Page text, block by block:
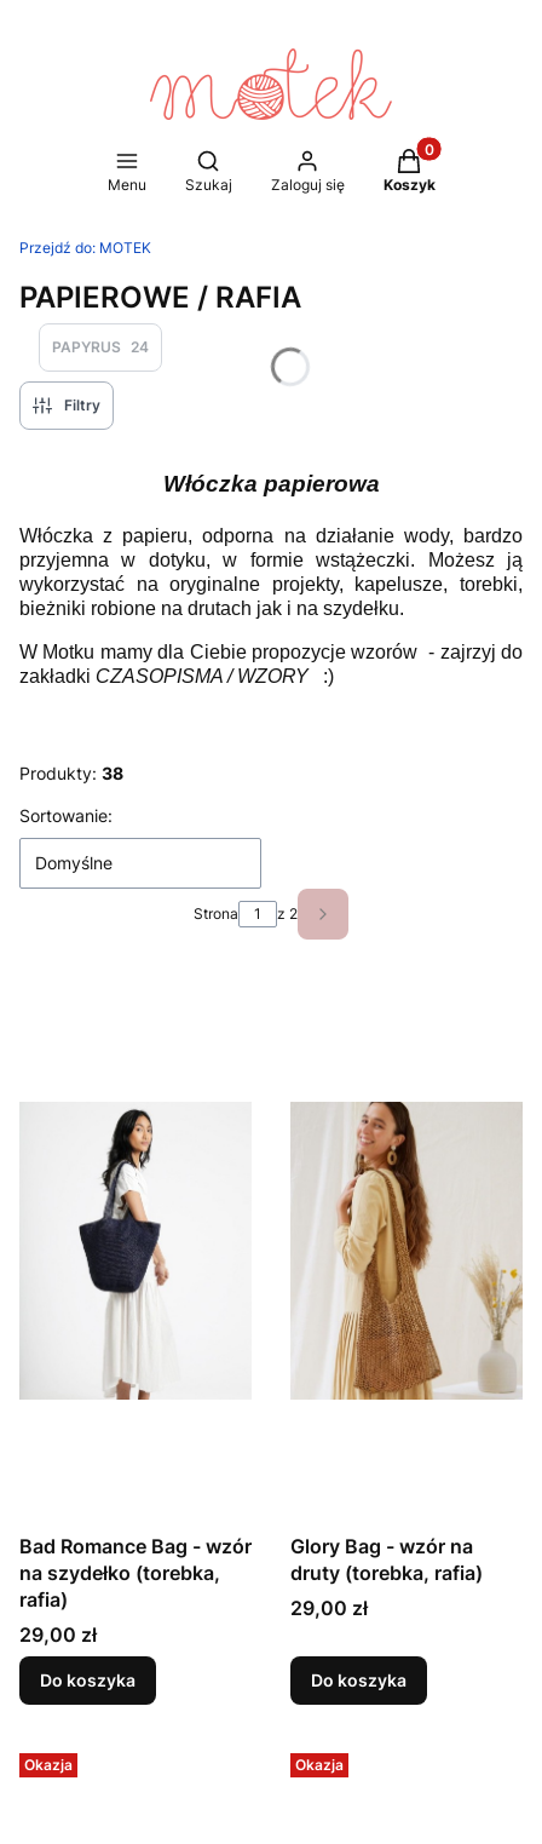
Menu
Otwórz wyszukiwarkę
Szukaj Zaloguj się
Produkty w
Koszyk
Przejdź do: MOTEK
PAPIEROWE / RAFIA
PAPYRUS 24
Filtry
Włóczka papierowa
Włóczka z papieru, odporna na działanie wody, bardzo
przyjemna w dotyku, w formie wstążeczki. Możesz ją
wykorzystać na oryginalne projekty, kapelusze, torebki,
bieżniki robione na drutach jak i na szydełku.
W Motku mamy dla Ciebie propozycje wzorów - zajrzyj do
zakładki CZASOPISMA / WZORY:)
Produkty: 38
Lista produktów
Sortowanie:
Domyślne
Strona z 2 Następne produkty
Bad Romance Bag - wzór
na szydełko (torebka,
rafia)
Cena
29,00 zł
Do koszyka
Glory Bag - wzór na
druty (torebka, rafia)
Cena
29,00 zł
Do koszyka
Okazja Okazja